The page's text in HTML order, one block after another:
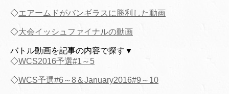
◇エアームドがバンギラスに勝利した動画
◇大会イッシュファイナルの動画
バトル動画を記事の内容で探す▼
◇WCS2016予選#1～5
◇WCS予選#6～8＆January2016#9～10